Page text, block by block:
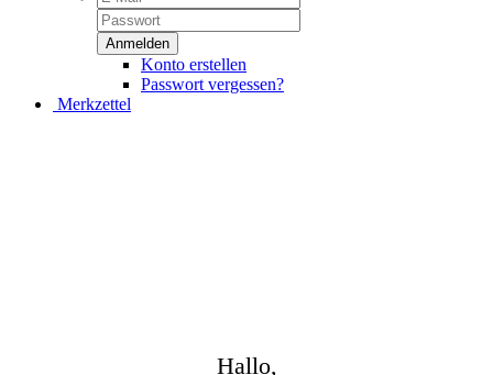
Konto erstellen
Passwort vergessen?
Merkzettel
Hallo,